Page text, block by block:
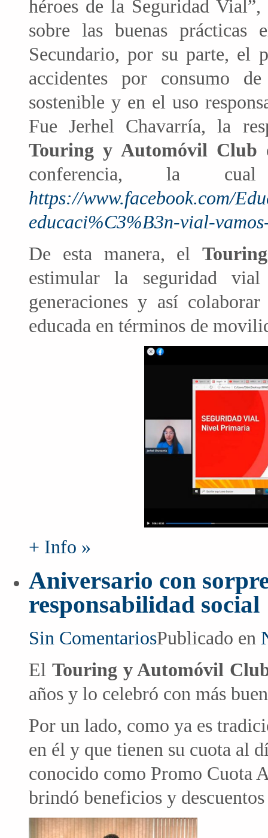
héroes de la Seguridad
sobre las buenas
Secundario, por su parte, el
accidentes por consumo
sostenible y en el uso
Fue Jerhel Chavarría, la
Touring y Automóvil Club
conferencia, la
https://www.facebook.com/
educaci%C3%B3n-vial-
De esta manera, el
estimular la seguridad
generaciones y así
educada en términos de
+ Info »
Aniversario con
responsabilidad social
Sin ComentariosPublicado en
El Touring y Automóvil
años y lo celebró con más
Por un lado, como ya es
en él y que tienen su cuota al
conocido como Promo Cuota
brindó beneficios y